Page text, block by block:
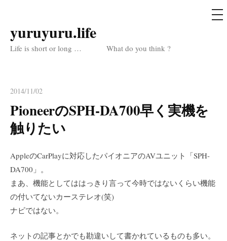
コ
ン
ス
キ
ッ
プ
yuruyuru.life
Life is short or long … What do you think ?
メ
ニ
2014/11/02
PioneerのSPH-DA700早く実機を
触りたい
AppleのCarPlayに対応したパイオニアのAVユニット「SPH-
DA700」。
まあ、機能としてははっきり言って今時ではないくらい機能
の付いてないカーステレオ(笑)
ナビではない。
ネットの記事とかでも勘違いして書かれているものも多い。